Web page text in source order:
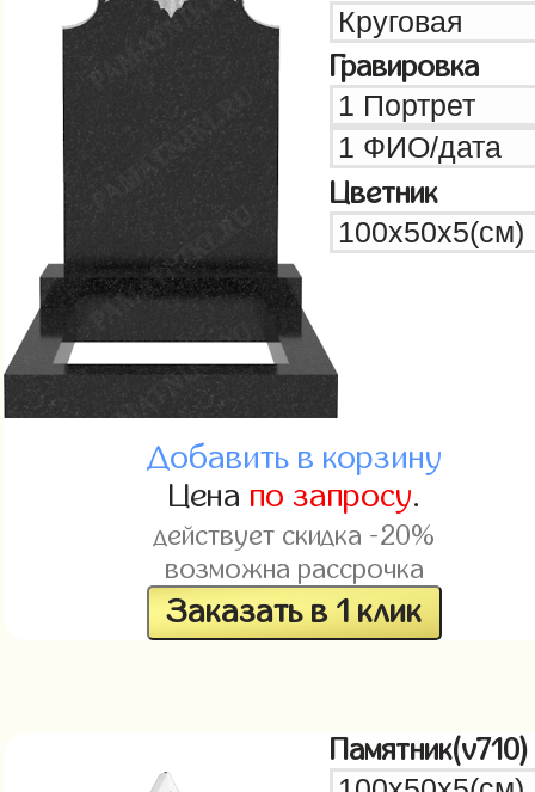
Гравировка
Цветник
Добавить в корзину
Цена по запросу.
действует скидка -20%
возможна рассрочка
Заказать в 1 клик
Памятник(v710)